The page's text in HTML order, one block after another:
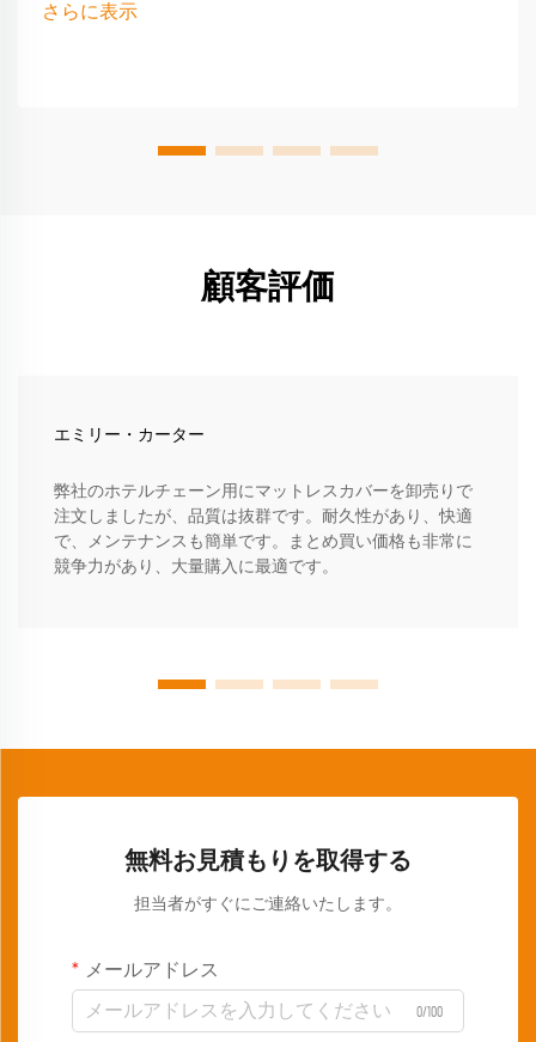
さらに表示
顧客評価
エミリー・カーター
弊社のホテルチェーン用にマットレスカバーを卸売りで
注文しましたが、品質は抜群です。耐久性があり、快適
で、メンテナンスも簡単です。まとめ買い価格も非常に
競争力があり、大量購入に最適です。
無料お見積もりを取得する
担当者がすぐにご連絡いたします。
メールアドレス
0/100